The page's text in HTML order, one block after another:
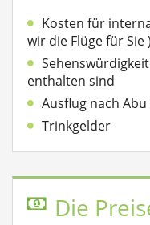
Kosten für
wir die Flüge für Sie )
enthalten sind
Ausflug nach
Trinkgelder
Die